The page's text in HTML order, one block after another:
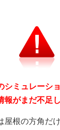
シミュレーシ
報がまだ不足
屋根の方角だ